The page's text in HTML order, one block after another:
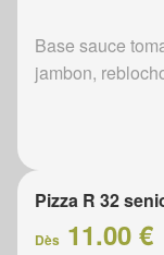
Base sauce
jambon,
Pizza R 32
Dès 11.00 €